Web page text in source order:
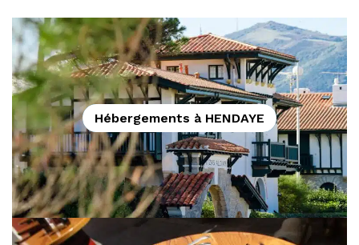
Hébergements à HENDAYE